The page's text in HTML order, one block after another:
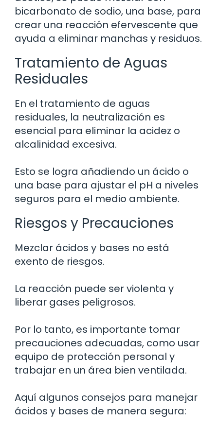
bicarbonato de sodio, una base, para
crear una reacción efervescente que
ayuda a eliminar manchas y residuos.
Tratamiento de Aguas
Residuales
En el tratamiento de aguas
residuales, la neutralización es
esencial para eliminar la acidez o
alcalinidad excesiva.
Esto se logra añadiendo un ácido o
una base para ajustar el pH a niveles
seguros para el medio ambiente.
Riesgos y Precauciones
Mezclar ácidos y bases no está
exento de riesgos.
La reacción puede ser violenta y
liberar gases peligrosos.
Por lo tanto, es importante tomar
precauciones adecuadas, como usar
equipo de protección personal y
trabajar en un área bien ventilada.
Aquí algunos consejos para manejar
ácidos y bases de manera segura: